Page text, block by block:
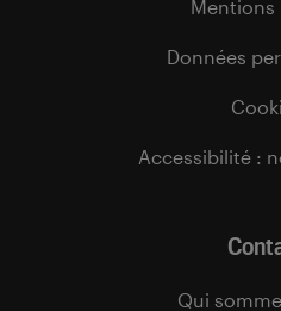
Mentions
Données
Accessibilité :
Qui